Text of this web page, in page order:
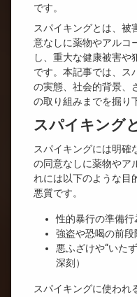
です。
スパイキングとは、被
意なしに薬物やアルコ
し、重大な健康被害や
です。本記事では、ス
の実態、社会的背景、
の取り組みまでを掘り
スパイキング
スパイキングには明確
の同意なしに薬物やア
れには以下のような目
悪質です。
性的暴行の準備行
強盗や恐喝の前段
悪ふざけや“いた
深刻）
スパイキングに使われ